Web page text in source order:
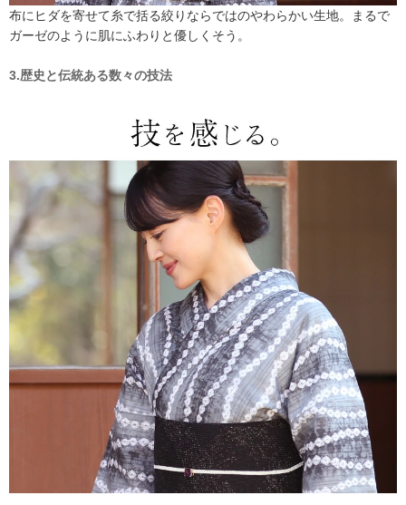
布にヒダを寄せて糸で括る絞りならではのやわらかい生地。まるで
ガーゼのように肌にふわりと優しくそう。
3.歴史と伝統ある数々の技法